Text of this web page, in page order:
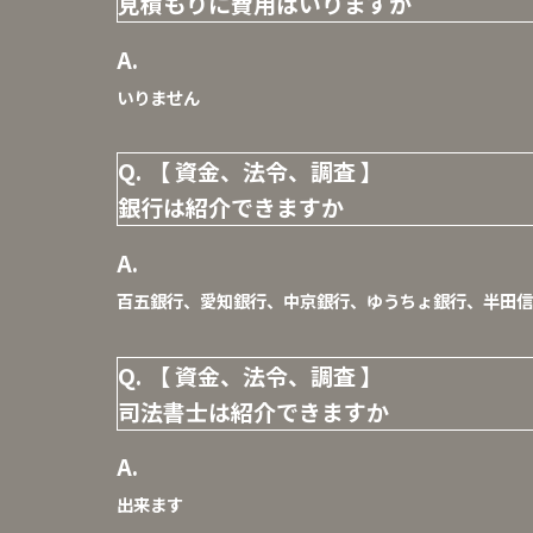
いりません
【 資金、法令、調査 】
銀行は紹介できますか
百五銀行、愛知銀行、中京銀行、ゆうちょ銀行、半田
【 資金、法令、調査 】
司法書士は紹介できますか
出来ます